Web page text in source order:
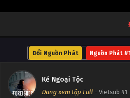
Đổi Nguồn Phát Nguồn Phát #1
Kẻ Ngoại Tộc
Đang xem tập Full - Vietsub #1